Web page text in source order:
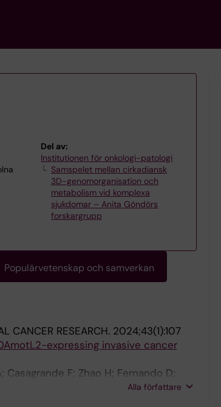
Del av:
Institutionen för onkologi-patologi
Samspelet mellan cirkadiansk
3D-genomorganisation och
metabolism vid komplexa
sjukdomar – Anita Göndörs
forskargrupp
Populärvetenskap och samverkan
CANCER RESEARCH. 2024;43(1):107
expressing invasive cancer
Casagrande F; Zhao H; Fernando D;
A; Hartman J; Gondor A; Ostling P;
Alla författare